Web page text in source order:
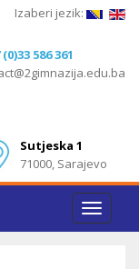
586 361
Sutjeska 1
71000, Sarajevo
Izaberi jezik:
Toggle